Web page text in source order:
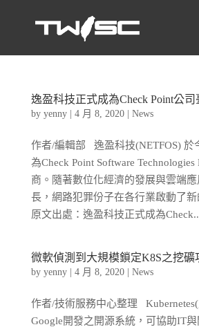
逸盈科技正式成為Check Point公
by yenny| 4 月 8, 2020| News
作者/編輯部 逸盈科技(NETFOS) 於
為Check Point Software
商。隨著數位化經濟的發展與雲端
長，網路犯罪份子在各行業啟動了
原文出處：逸盈科技正式成為
微軟偵測到大規模鎖定K8S之挖礦
by yenny| 4 月 8, 2020| News
作者/技術服務中心整理
Google開發之開源系統，可協助IT